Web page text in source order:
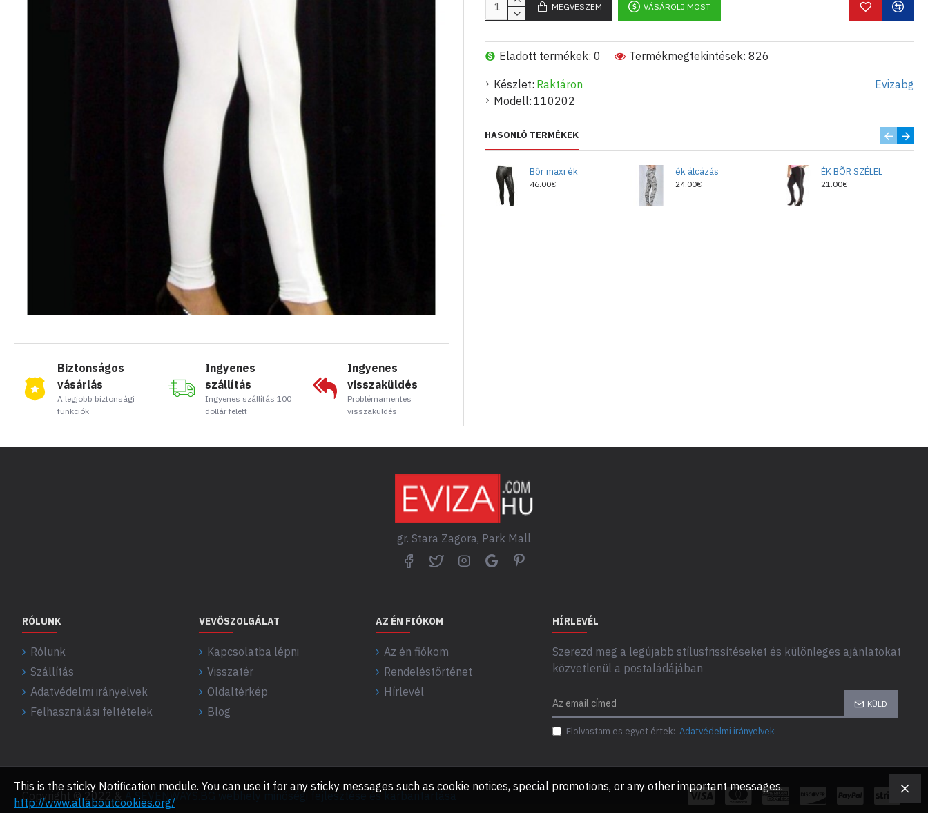
Biztonságos
vásárlás
A legjobb biztonsági
funkciók
Ingyenes
szállítás
Ingyenes szállítás 100
dollár felett
Ingyenes
visszaküldés
Problémamentes
visszaküldés
Készlet: Raktáron
Modell: 110202
Evizabg
Eladott termékek: 0 Termékmegtekintések: 826
MEGVESZEM VÁSÁROLJ MOST
HASONLÓ TERMÉKEK
Bőr maxi ék
46.00€
ék álcázás
24.00€
ÉK BÕR SZÉLEL
21.00€
gr. Stara Zagora, Park Mall
RÓLUNK
Rólunk
Szállítás
Adatvédelmi irányelvek
Felhasználási feltételek
VEVŐSZOLGÁLAT
Kapcsolatba lépni
Visszatér
Oldaltérkép
Blog
AZ ÉN FIÓKOM
Az én fiókom
Rendeléstörténet
Hírlevél
HÍRLEVÉL
Szerezd meg a legújabb stílusfrissítéseket és különleges ajánlatokat
közvetlenül a postaládájában
KÜLD
Elolvastam es egyet értek: Adatvédelmi irányelvek
Copyright © 2022 & A SEVENWAYS.BG webhely minőségi fejlesztése és karbantartása
This is the sticky Notification module. You can use it for any sticky messages such as cookie notices, special promotions, or any other important messages.
http://www.allaboutcookies.org/